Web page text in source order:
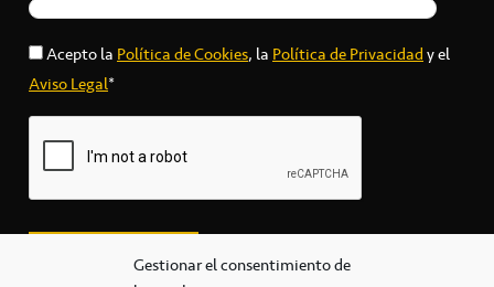
Gestionar el consentimiento de
Acepto laPolítica de Cookies, laPolítica de Privacidady el
Aviso Legal*